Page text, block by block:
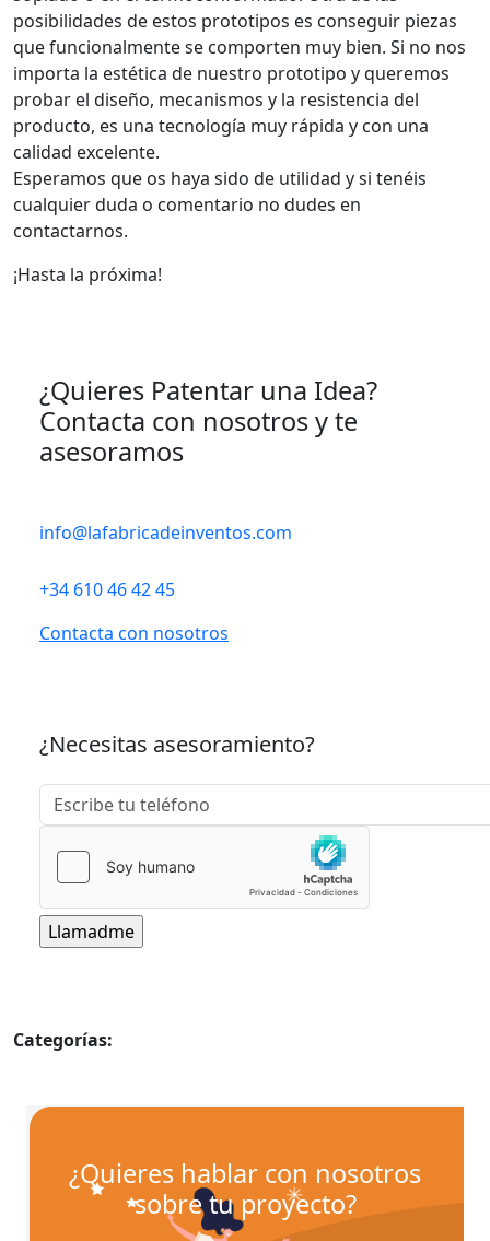
posibilidades de estos prototipos es conseguir piezas
que funcionalmente se comporten muy bien. Si no nos
importa la estética de nuestro prototipo y queremos
probar el diseño, mecanismos y la resistencia del
producto, es una tecnología muy rápida y con una
calidad excelente.
Esperamos que os haya sido de utilidad y si tenéis
cualquier duda o comentario no dudes en
contactarnos.
¡Hasta la próxima!
¿Quieres Patentar una Idea?
Contacta con nosotros y te
asesoramos
info@lafabricadeinventos.com
+34 610 46 42 45
Contacta con nosotros
¿Necesitas asesoramiento?
Categorías:
¿Quieres hablar con nosotros
sobre tu proyecto?